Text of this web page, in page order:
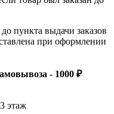
пункта выдачи заказов
при оформлении
- 1000 ₽
этаж